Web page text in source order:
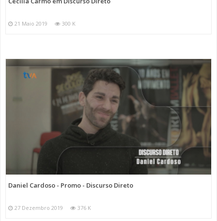
21 Maio 2019 300 K
Daniel Cardoso - Promo - Discurso Direto
27 Dezembro 2019 376 K